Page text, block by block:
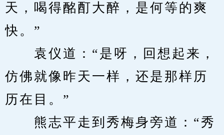
天，喝得酩酊大醉，是何等的爽
快。”
袁仪道：“是呀，回想起来，
仿佛就像昨天一样，还是那样历
历在目。”
熊志平走到秀梅身旁道：“秀